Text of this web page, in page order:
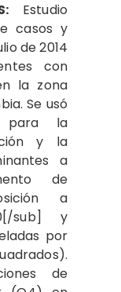
Estudio
casos y
de 2014
con
la zona
Se usó
para la
y la
a
de
a
sub] y
por
de